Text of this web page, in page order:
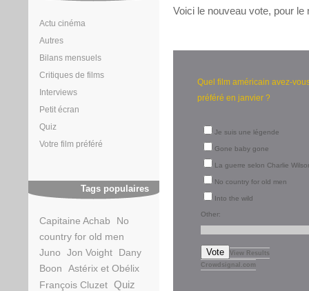
Actu cinéma
Autres
Bilans mensuels
Critiques de films
Interviews
Petit écran
Quiz
Votre film préféré
Tags populaires
Capitaine Achab
No
country for old men
Juno
Jon Voight
Dany
Boon
Astérix et Obélix
François Cluzet Quiz
Voici le nouveau vote, pour le
Quel film américain avez-
préféré en janvier ?
Je suis une légende
Gone baby gone
La guerre selon Charlie
No country for old men
Into the wild
Other:
Vote
View Results
Crowdsignal.com